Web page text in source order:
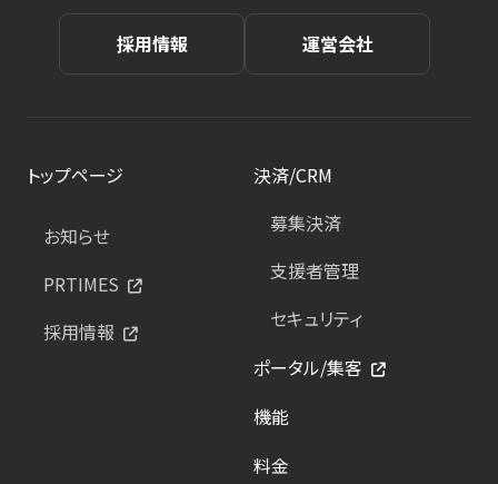
採用情報 運営会社
トップページ
お知らせ
PRTIMES
採用情報
決済/CRM
募集決済
支援者管理
セキュリティ
ポータル/集客
機能
料金